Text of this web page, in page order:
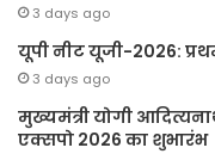
3 days ago
यूपी नीट यूजी-2026:
3 days ago
मुख्यमंत्री योगी
एक्सपो 2026 का शुभारंभ